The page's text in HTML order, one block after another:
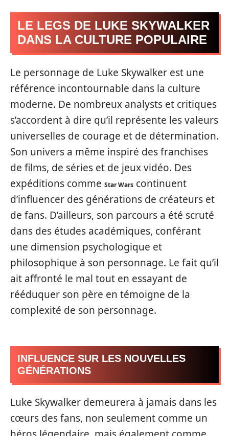
LE LEGS DE LUKE SKYWALKER
DANS LA CULTURE POPULAIRE
Le personnage de Luke Skywalker est une
référence incontournable dans la culture
moderne. De nombreux analysts et critiques
s’accordent à dire qu’il représente les valeurs
universelles de courage et de détermination.
Son univers a même inspiré des franchises
de films, de séries et de jeux vidéo. Des
expéditions comme Star Wars continuent
d’influencer des générations de créateurs et
de fans. D’ailleurs, son parcours a été scruté
dans des études académiques, conférant
une dimension psychologique et
philosophique à son personnage. Le fait qu’il
ait affronté le mal tout en essayant de
rééduquer son père en témoigne de la
complexité de son personnage.
INFLUENCE SUR LES NOUVELLES
GÉNÉRATIONS
Luke Skywalker demeurera à jamais dans les
cœurs des fans, non seulement comme un